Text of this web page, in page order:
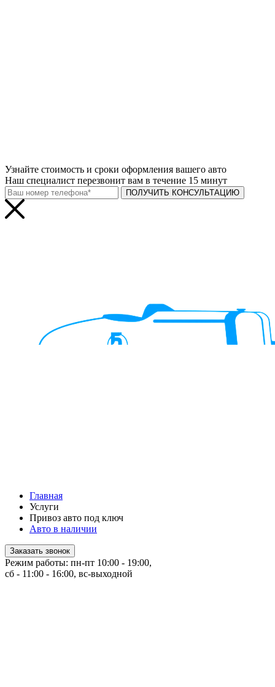
Узнайте стоимость и сроки оформления вашего авто
Наш специалист перезвонит вам в течение 15 минут
ПОЛУЧИТЬ КОНСУЛЬТАЦИЮ
Главная
Услуги
Привоз авто под ключ
Авто в наличии
Заказать звонок
Режим работы: пн-пт 10:00 - 19:00,
сб - 11:00 - 16:00, вс-выходной